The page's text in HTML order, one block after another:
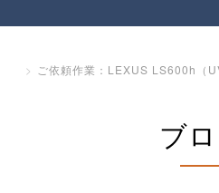
ご依頼作業：LEXUS LS600h（
ブ